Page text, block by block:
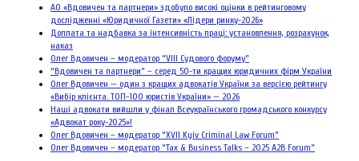
АО «Вдовичен та партнери» здобуло високі оцінки в рейтинговому
дослідженні «Юридичної Газети» «Лідери ринку-2026»
Доплата та надбавка за інтенсивність праці: установлення, розрахунок,
наказ
Олег Вдовичен – модератор “VIII Судового форуму”
“Вдовичен та партнери” – серед 50-ти кращих юридичних фірм України
Олег Вдовичен — один з кращих адвокатів України за версією рейтингу
«Вибір клієнта. ТОП-100 юристів України» — 2026
Наші адвокати вийшли у фінал Всеукраїнського громадського конкурсу
«Адвокат року-2025»!
Олег Вдовичен – модератор “XVII Kyiv Criminal Law Forum”
Олег Вдовичен – модератор “Tax & Business Talks – 2025 A2B Forum”